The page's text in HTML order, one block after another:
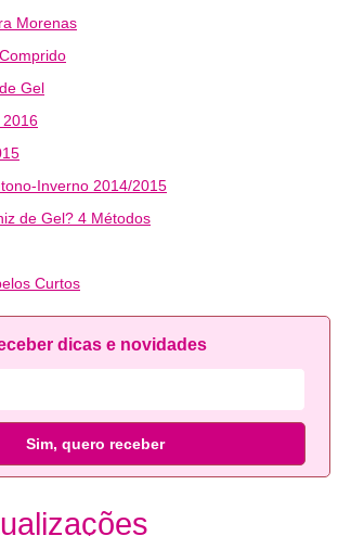
Morenas
Gel
2016
Inverno 2014/2015
de Gel? 4 Métodos
Curtos
dicas e novidades
Sim, quero receber